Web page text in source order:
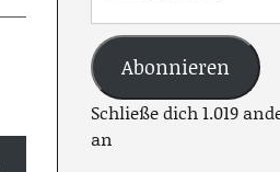
Abonnieren
Schließe dich 1.019
an